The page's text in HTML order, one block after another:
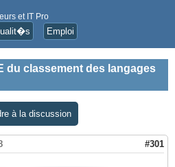
et IT Pro
Emploi
du classement des langages
à la discussion
#301